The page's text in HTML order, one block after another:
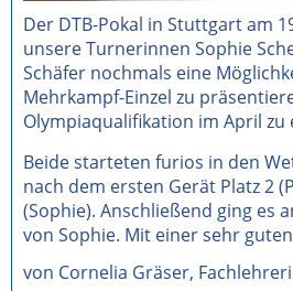
Der DTB-Pokal in Stuttgart am
unsere Turnerinnen Sophie
Schäfer nochmals eine
Mehrkampf-Einzel zu
Olympiaqualifikation im April zu
Beide starteten furios in den
nach dem ersten Gerät Platz 2
(Sophie). Anschließend ging es
von Sophie. Mit einer sehr
von Cornelia Gräser,